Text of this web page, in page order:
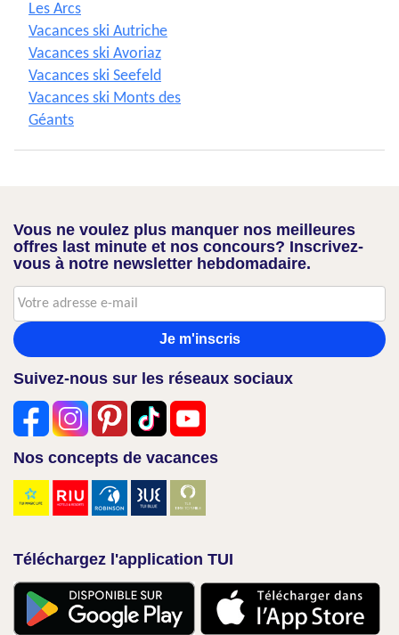
Les Arcs
Vacances ski Autriche
Vacances ski Avoriaz
Vacances ski Seefeld
Vacances ski Monts des
Géants
Vous ne voulez plus manquer nos meilleures
offres last minute et nos concours? Inscrivez-
vous à notre newsletter hebdomadaire.
Je m'inscris
Suivez-nous sur les réseaux sociaux
Nos concepts de vacances
Téléchargez l'application TUI